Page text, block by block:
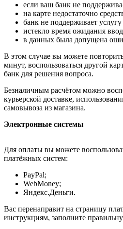
если ваш банк не
на карте недостаточно
банк не поддерживает
истекло время ожидания
в данных была допущена
В этом случае вы можете
минут, воспользоваться другой
банк для решения вопроса.
Безналичным расчётом можно
курьерской доставке,
самовывоза из магазина.
Электронные системы
Для оплаты вы можете
платёжных систем:
PayPal;
WebMoney;
Яндекс.Деньги.
Вас перенаправит на страницу
инструкциям, заполните